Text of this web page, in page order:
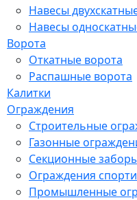
Навесы
Навесы
Ворота
Откатные ворота
Распашные ворота
Калитки
Ограждения
Строительные
Газонные
Секционные
Ограждения
Промышленные